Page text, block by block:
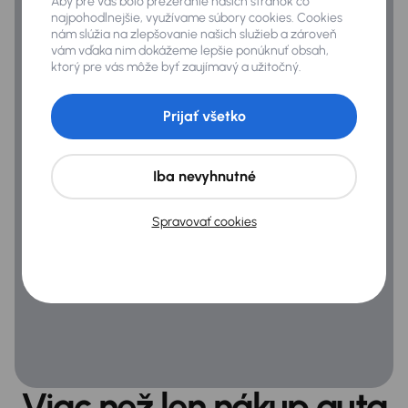
Predné a zadné park. senzory
Adaptívne svetlomety
Dažďový senzor
Parkovacia kamera
SD karta pre navigáciu
Navigačný systém
najpohodlnejšie, využívame súbory cookies. Cookies
nám slúžia na zlepšovanie našich služieb a zároveň
vám vďaka nim dokážeme lepšie ponúknuť obsah,
ktorý pre vás môže byť zaujímavý a užitočný.
Spravovať cookies
Iba nevyhnutné
Prijať všetko